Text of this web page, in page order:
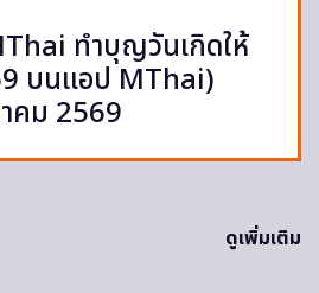
ทำบุญวันเกิดให้
บนแอป MThai)
คม 2569
ดูเพิ่มเติม